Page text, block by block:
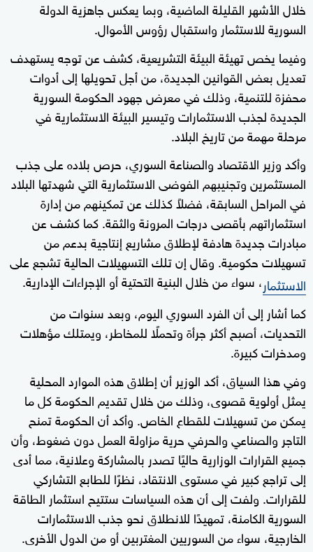
خلال الأشهر القليلة الماضية، وبما يعكس جاهزية الدولة
السورية للاستثمار واستقبال رؤوس الأموال.
وفيما يخص تهيئة البيئة التشريعية، كشف عن توجه يستهدف
تعديل بعض القوانين الجديدة، من أجل تحويلها إلى أدوات
محفزة للتنمية، وذلك في معرض جهود الحكومة السورية
الجديدة لجذب الاستثمارات وتيسير البيئة الاستثمارية في
مرحلة مهمة من تاريخ البلاد.
وأكد وزير الاقتصاد والصناعة السوري، حرص بلاده على جذب
المستثمرين وتجنيبهم الفوضى الاستثمارية التي شهدتها البلاد
في المراحل السابقة، فضلاً كذلك عن تمكينهم من إدارة
استثماراتهم بأقصى درجات المرونة والثقة. كما كشف عن
مبادرات جديدة هادفة لإطلاق مشاريع إنتاجية بدعم من
تسهيلات حكومية. وقال إن تلك التسهيلات الحالية تشجع على
الاستثمار، سواء من خلال البنية التحتية أو الإجراءات الإدارية.
كما أشار إلى أن الفرد السوري اليوم، وبعد سنوات من
التحديات، أصبح أكثر جرأة وتحملًا للمخاطر، ويمتلك مؤهلات
ومدخرات كبيرة.
وفي هذا السياق، أكد الوزير أن إطلاق هذه الموارد المحلية
يمثل أولوية قصوى، وذلك من خلال تقديم الحكومة كل ما
يمكن من تسهيلات للقطاع الخاص. وأكد أن الحكومة تمنح
التاجر والصناعي والحرفي حرية مزاولة العمل دون ضغوط، وأن
جميع القرارات الوزارية حاليًا تصدر بالمشاركة وعلانية، مما أدى
إلى تراجع كبير في مستوى الانتقاد، نظرًا للطابع التشاركي
للقرارات. ولفت إلى أن هذه السياسات ستتيح استثمار الطاقة
السورية الكامنة، تمهيدًا للانطلاق نحو جذب الاستثمارات
الخارجية، سواء من السوريين المغتربين أو من الدول الأخرى.